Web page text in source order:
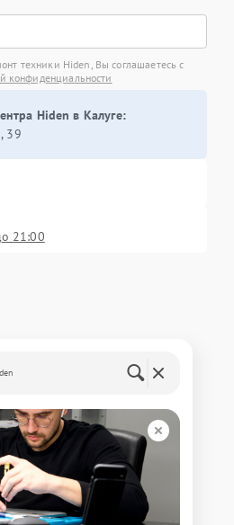
техники Hiden, Вы соглашаетесь с
конфиденциальности
Hiden в Калуге:
39
21:00